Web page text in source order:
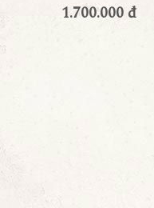
1.700.000 đ